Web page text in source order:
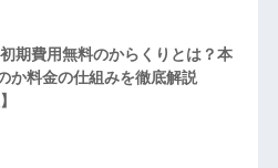
期費用無料のからくりとは？本
か料金の仕組みを徹底解説